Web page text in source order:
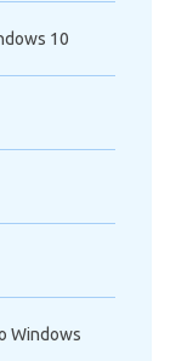
10
Windows